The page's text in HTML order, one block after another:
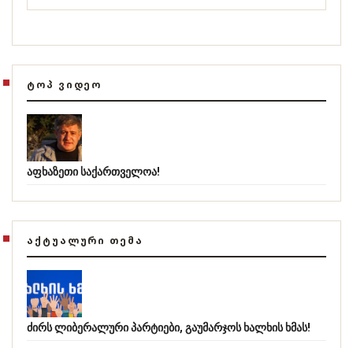
ᲢᲝᲞ ᲕᲘᲓᲔᲝ
აფხაზეთი საქართველოა!
ᲐᲥᲢᲣᲐᲚᲣᲠᲘ ᲗᲔᲛᲐ
ძირს ლიბერალური პარტიები, გაუმარჯოს ხალხის ხმას!